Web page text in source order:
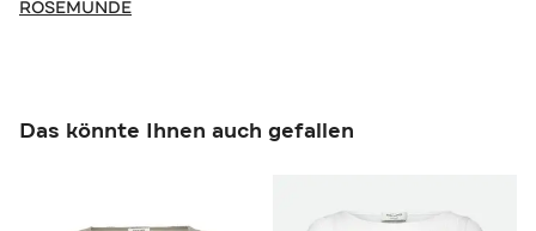
ROSEMUNDE
Das könnte Ihnen auch gefallen